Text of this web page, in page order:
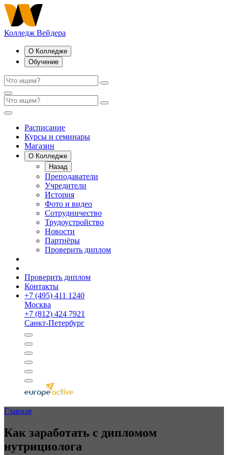
Колледж Вейдера
О Колледже
Обучение
Расписание
Курсы и семинары
Магазин
О Колледже
Назад
Преподаватели
Учредители
История
Фото и видео
Сотрудничество
Трудоустройство
Новости
Партнёры
Проверить диплом
Проверить диплом
Контакты
+7 (495) 411 1240
Москва
+7 (812) 424 7921
Санкт-Петербург
Главная
Как заработать с дипломом
нутрициолога